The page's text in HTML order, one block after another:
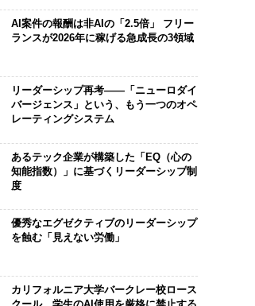
“泊まる”を超えて──エ
〈7.25(土)開
AI案件の報酬は非AIの「2.5倍」 フリー
ランスが2026年に稼げる急成長の3領域
リーダーシップ再考――「ニューロダイ
バージェンス」という、もう一つのオペ
レーティングシステム
あるテック企業が構築した「EQ（心の
知能指数）」に基づくリーダーシップ制
度
優秀なエグゼクティブのリーダーシップ
を蝕む「見えない労働」
カリフォルニア大学バークレー校ロース